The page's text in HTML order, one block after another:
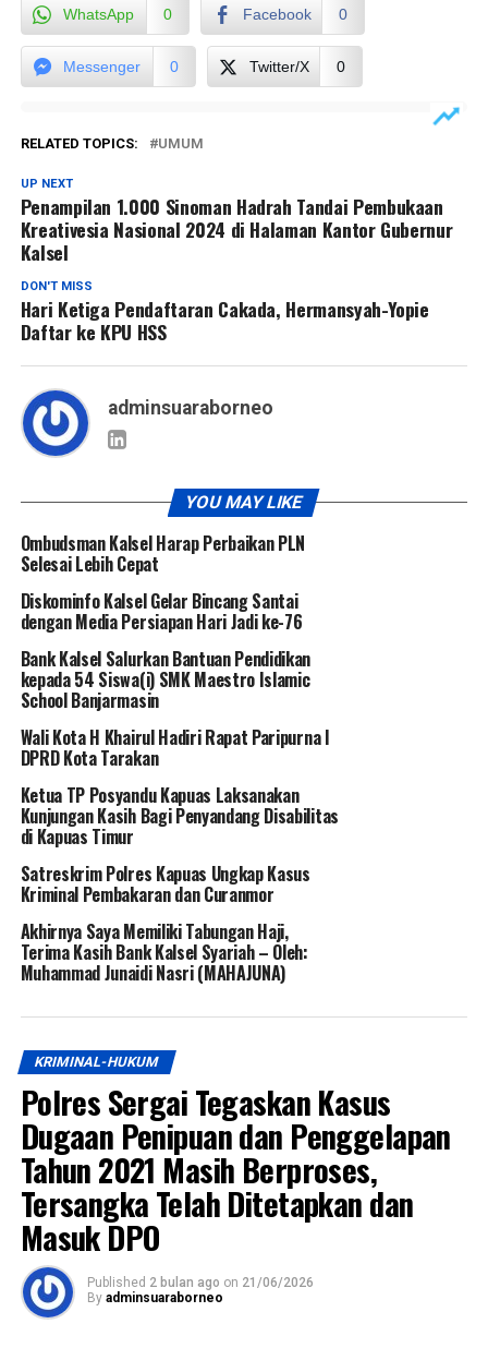
WhatsApp 0 Facebook 0
Messenger 0 Twitter/X 0
RELATED TOPICS: UMUM
UP NEXT
Penampilan 1.000 Sinoman Hadrah Tandai Pembukaan
Kreativesia Nasional 2024 di Halaman Kantor Gubernur
Kalsel
DON'T MISS
Hari Ketiga Pendaftaran Cakada, Hermansyah-Yopie
Daftar ke KPU HSS
adminsuaraborneo
YOU MAY LIKE
Ombudsman Kalsel Harap Perbaikan PLN
Selesai Lebih Cepat
Diskominfo Kalsel Gelar Bincang Santai
dengan Media Persiapan Hari Jadi ke-76
Bank Kalsel Salurkan Bantuan Pendidikan
kepada 54 Siswa(i) SMK Maestro Islamic
School Banjarmasin
Wali Kota H Khairul Hadiri Rapat Paripurna I
DPRD Kota Tarakan
Ketua TP Posyandu Kapuas Laksanakan
Kunjungan Kasih Bagi Penyandang Disabilitas
di Kapuas Timur
Satreskrim Polres Kapuas Ungkap Kasus
Kriminal Pembakaran dan Curanmor
Akhirnya Saya Memiliki Tabungan Haji,
Terima Kasih Bank Kalsel Syariah – Oleh:
Muhammad Junaidi Nasri (MAHAJUNA)
KRIMINAL-HUKUM
Polres Sergai Tegaskan Kasus
Dugaan Penipuan dan Penggelapan
Tahun 2021 Masih Berproses,
Tersangka Telah Ditetapkan dan
Masuk DPO
Published 2 bulan ago on 21/06/2026
By adminsuaraborneo